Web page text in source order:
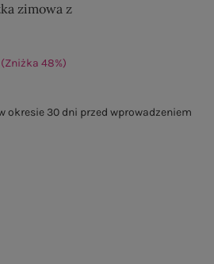
zimowa z
(Zniżka 48%)
okresie 30 dni przed wprowadzeniem